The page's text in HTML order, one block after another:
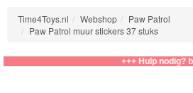
Baby
Born
Baby
Time4Toys.nl Webshop
Paw Patrol
Paw Patrol muur stickers 37 stuks
+++ Hulp nodig? bel